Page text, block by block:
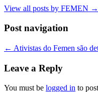
View all posts by FEMEN →
Post navigation
← Ativistas do Femen são
Leave a Reply
You must be logged in to